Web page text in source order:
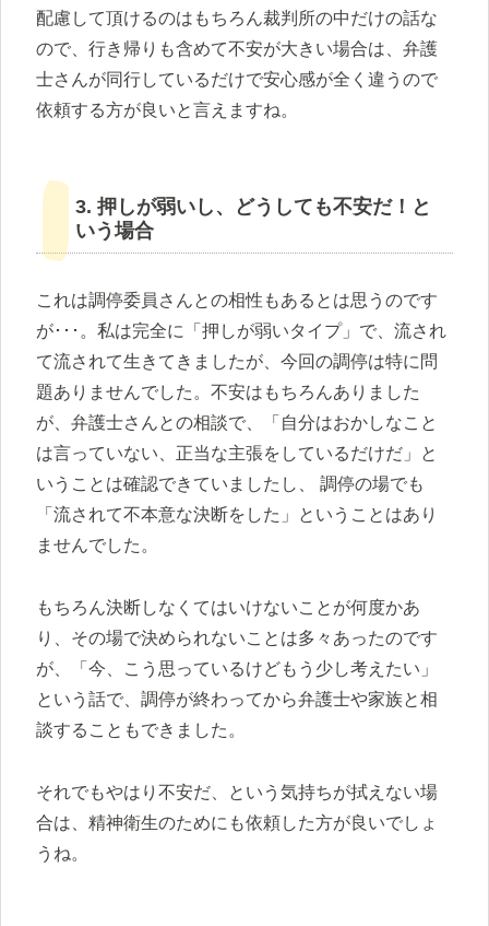
配慮して頂けるのはもちろん裁判所の中だけの話な
ので、行き帰りも含めて不安が大きい場合は、弁護
士さんが同行しているだけで安心感が全く違うので
依頼する方が良いと言えますね。
3. 押しが弱いし、どうしても不安だ！と
いう場合
これは調停委員さんとの相性もあるとは思うのです
が･･･。私は完全に「押しが弱いタイプ」で、流され
て流されて生きてきましたが、今回の調停は特に問
題ありませんでした。不安はもちろんありました
が、弁護士さんとの相談で、「自分はおかしなこと
は言っていない、正当な主張をしているだけだ」と
いうことは確認できていましたし、 調停の場でも
「流されて不本意な決断をした」ということはあり
ませんでした。
もちろん決断しなくてはいけないことが何度かあ
り、その場で決められないことは多々あったのです
が、「今、こう思っているけどもう少し考えたい」
という話で、調停が終わってから弁護士や家族と相
談することもできました。
それでもやはり不安だ、という気持ちが拭えない場
合は、精神衛生のためにも依頼した方が良いでしょ
うね。